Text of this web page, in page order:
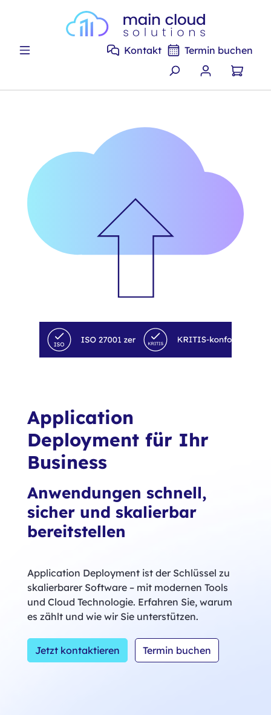
Zum Hauptinhalt springen
Kontakt Termin buchen
Application
Deployment für Ihr
Business
Anwendungen schnell,
sicher und skalierbar
bereitstellen
Application Deployment ist der Schlüssel zu
skalierbarer Software – mit modernen Tools
und Cloud Technologie. Erfahren Sie, warum
es zählt und wie wir Sie unterstützen.
Jetzt kontaktieren Termin buchen